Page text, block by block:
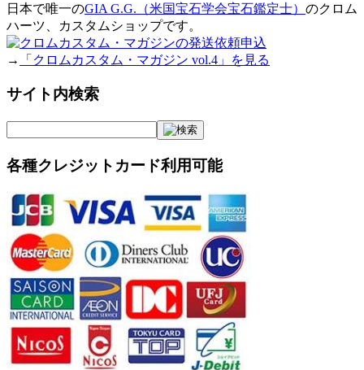
日本で唯一のGIA G.G.（米国宝石学会宝石鑑定士） のクロム
ハーツ、カスタムショップです。
→ 「クロムカスタム・マガジン vol.4」を見る
サイト内検索
各種クレジットカード利用可能